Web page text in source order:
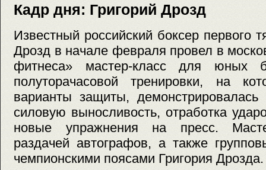
Кадр дня: Григорий Дрозд
Известный российский боксер первого
Дрозд в начале февраля провел в
фитнеса» мастер-класс для юных
полуторачасовой тренировки, на
варианты защиты, демонстрировалась
силовую выносливость, отработка
новые упражнения на пресс.
раздачей автографов, а также
чемпионскими поясами Григория Дрозда.